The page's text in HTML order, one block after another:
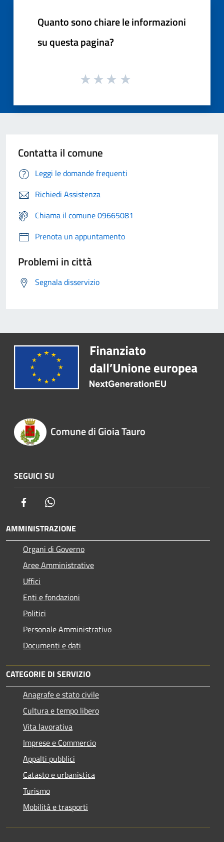
Quanto sono chiare le informazioni
su questa pagina?
Contatta il comune
Leggi le domande frequenti
Richiedi Assistenza
Chiama il comune 09665081
Prenota un appuntamento
Problemi in città
Segnala disservizio
Comune di Gioia Tauro
SEGUICI SU
Facebook
AMMINISTRAZIONE
Organi di Governo
Aree Amministrative
Uffici
Enti e fondazioni
Politici
Personale Amministrativo
Documenti e dati
CATEGORIE DI SERVIZIO
Anagrafe e stato civile
Cultura e tempo libero
Vita lavorativa
Imprese e Commercio
Appalti pubblici
Catasto e urbanistica
Turismo
Mobilità e trasporti